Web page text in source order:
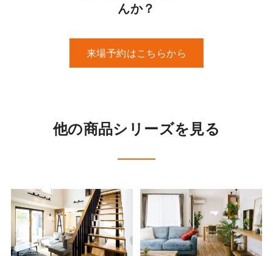
んか？
来場予約はこちらから
他の商品シリーズを見る